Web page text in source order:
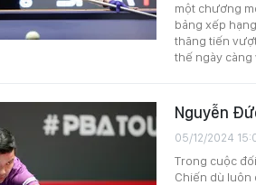
một chương
bảng xếp
thăng tiến
thế ngày càng
Nguyễn
05/12/2024
Trong cuộc
Chiến dù luôn